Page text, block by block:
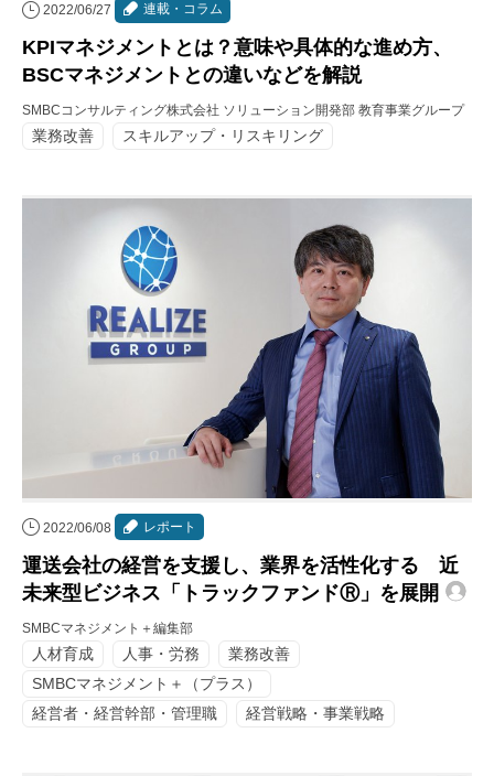
2022/06/27 連載・コラム
KPIマネジメントとは？意味や具体的な進め方、
BSCマネジメントとの違いなどを解説
SMBCコンサルティング株式会社 ソリューション開発部 教育事業グループ
業務改善 スキルアップ・リスキリング
2022/06/08 レポート
運送会社の経営を支援し、業界を活性化する 近
未来型ビジネス「トラックファンドⓇ」を展開
SMBCマネジメント＋編集部
人材育成 人事・労務
業務改善
SMBCマネジメント＋（プラス）
経営者・経営幹部・管理職
経営戦略・事業戦略